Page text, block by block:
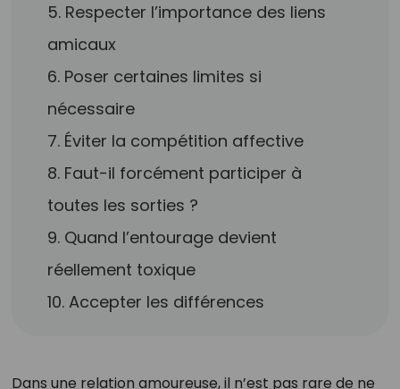
5. Respecter l’importance des liens
amicaux
6. Poser certaines limites si
nécessaire
7. Éviter la compétition affective
8. Faut-il forcément participer à
toutes les sorties ?
9. Quand l’entourage devient
réellement toxique
10. Accepter les différences
Dans une relation amoureuse, il n’est pas rare de ne